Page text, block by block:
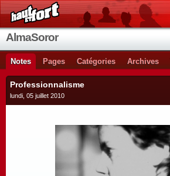
AlmaSoror
Notes Pages Catégories Archives
Professionnalisme
lundi, 05 juillet 2010